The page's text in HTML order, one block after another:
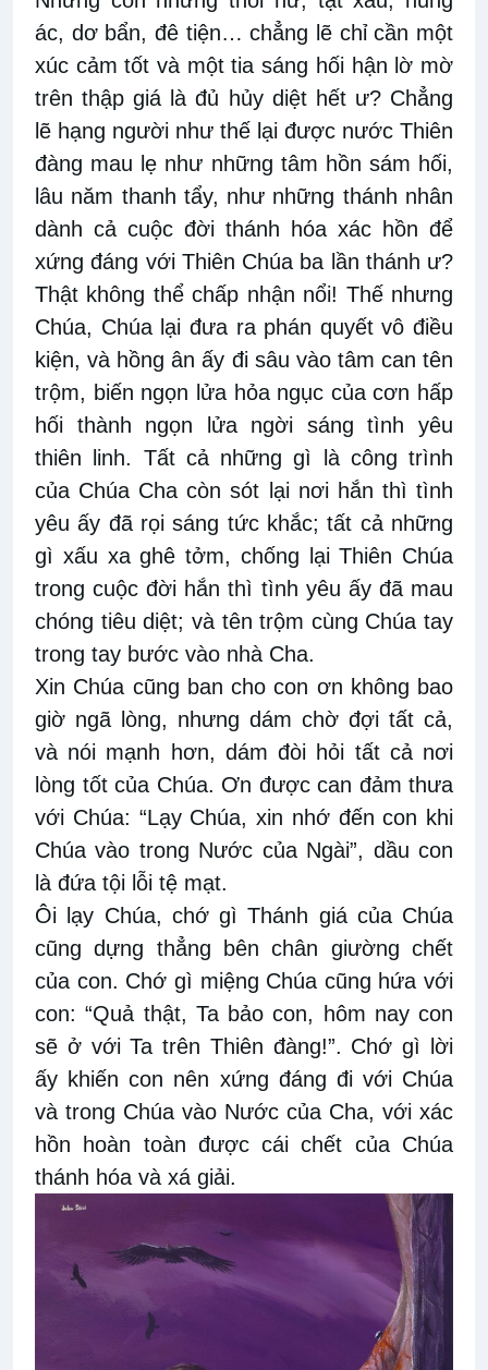
ác, dơ bẩn, đê tiện… chẳng lẽ chỉ cần một
xúc cảm tốt và một tia sáng hối hận lờ mờ
trên thập giá là đủ hủy diệt hết ư? Chẳng
lẽ hạng người như thế lại được nước Thiên
đàng mau lẹ như những tâm hồn sám hối,
lâu năm thanh tẩy, như những thánh nhân
dành cả cuộc đời thánh hóa xác hồn để
xứng đáng với Thiên Chúa ba lần thánh ư?
Thật không thể chấp nhận nổi! Thế nhưng
Chúa, Chúa lại đưa ra phán quyết vô điều
kiện, và hồng ân ấy đi sâu vào tâm can tên
trộm, biến ngọn lửa hỏa ngục của cơn hấp
hối thành ngọn lửa ngời sáng tình yêu
thiên linh. Tất cả những gì là công trình
của Chúa Cha còn sót lại nơi hắn thì tình
yêu ấy đã rọi sáng tức khắc; tất cả những
gì xấu xa ghê tởm, chống lại Thiên Chúa
trong cuộc đời hắn thì tình yêu ấy đã mau
chóng tiêu diệt; và tên trộm cùng Chúa tay
trong tay bước vào nhà Cha.
Xin Chúa cũng ban cho con ơn không bao
giờ ngã lòng, nhưng dám chờ đợi tất cả,
và nói mạnh hơn, dám đòi hỏi tất cả nơi
lòng tốt của Chúa. Ơn được can đảm thưa
với Chúa: “Lạy Chúa, xin nhớ đến con khi
Chúa vào trong Nước của Ngài”, dầu con
là đứa tội lỗi tệ mạt.
Ôi lạy Chúa, chớ gì Thánh giá của Chúa
cũng dựng thẳng bên chân giường chết
của con. Chớ gì miệng Chúa cũng hứa với
con: “Quả thật, Ta bảo con, hôm nay con
sẽ ở với Ta trên Thiên đàng!”. Chớ gì lời
ấy khiến con nên xứng đáng đi với Chúa
và trong Chúa vào Nước của Cha, với xác
hồn hoàn toàn được cái chết của Chúa
thánh hóa và xá giải.